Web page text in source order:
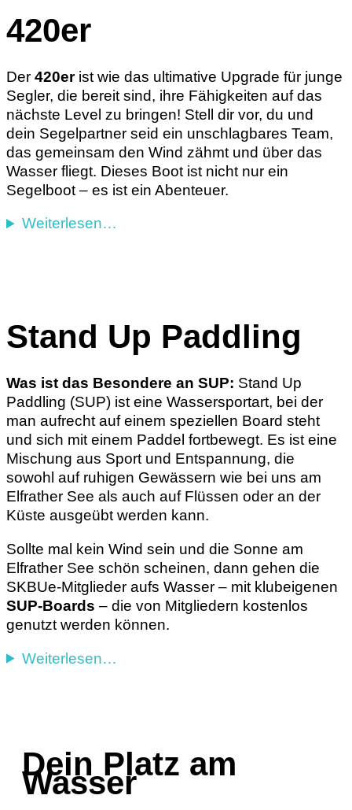
420er
Der 420er ist wie das ultimative Upgrade für junge
Segler, die bereit sind, ihre Fähigkeiten auf das
nächste Level zu bringen! Stell dir vor, du und
dein Segelpartner seid ein unschlagbares Team,
das gemeinsam den Wind zähmt und über das
Wasser fliegt. Dieses Boot ist nicht nur ein
Segelboot – es ist ein Abenteuer.
Weiterlesen…
Stand Up Paddling
Was ist das Besondere an SUP: Stand Up
Paddling (SUP) ist eine Wassersportart, bei der
man aufrecht auf einem speziellen Board steht
und sich mit einem Paddel fortbewegt. Es ist eine
Mischung aus Sport und Entspannung, die
sowohl auf ruhigen Gewässern wie bei uns am
Elfrather See als auch auf Flüssen oder an der
Küste ausgeübt werden kann.
Sollte mal kein Wind sein und die Sonne am
Elfrather See schön scheinen, dann gehen die
SKBUe-Mitglieder aufs Wasser – mit klubeigenen
SUP-Boards – die von Mitgliedern kostenlos
genutzt werden können.
Weiterlesen…
Dein Platz am
Wasser